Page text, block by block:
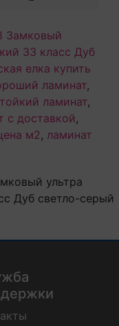
Замковый
33 класс Дуб
елка купить
ламинат,
ламинат,
с доставкой,
м2, ламинат
ультра
Дуб светло-серый